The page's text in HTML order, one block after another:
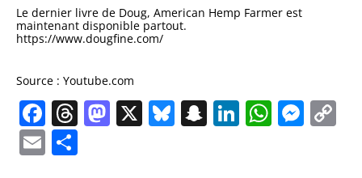
Le dernier livre de Doug, American Hemp Farmer est
maintenant disponible partout.
https://www.dougfine.com/
Source : Youtube.com
Facebook
Threads
Mastodon
X Bluesky
Snapchat
LinkedIn
Email